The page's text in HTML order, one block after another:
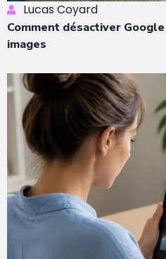
Lucas Coyard
Comment désactiver
images